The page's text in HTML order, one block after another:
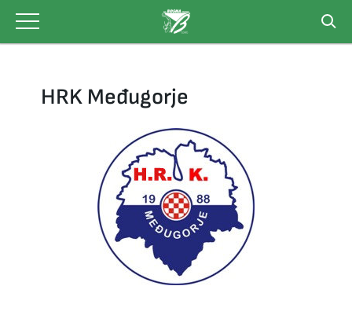
content
HRK Međugorje